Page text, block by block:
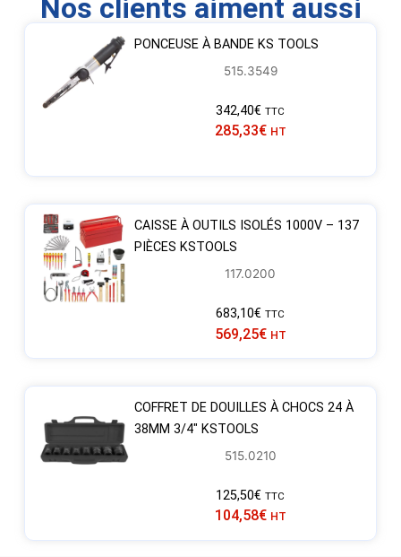
Nos clients aiment aussi
PONCEUSE À BANDE KS TOOLS
515.3549
342,40€ TTC
285,33€ HT
CAISSE À OUTILS ISOLÉS 1000V – 137
PIÈCES KSTOOLS
117.0200
683,10€ TTC
569,25€ HT
COFFRET DE DOUILLES À CHOCS 24 À
38MM 3/4″ KSTOOLS
515.0210
125,50€ TTC
104,58€ HT